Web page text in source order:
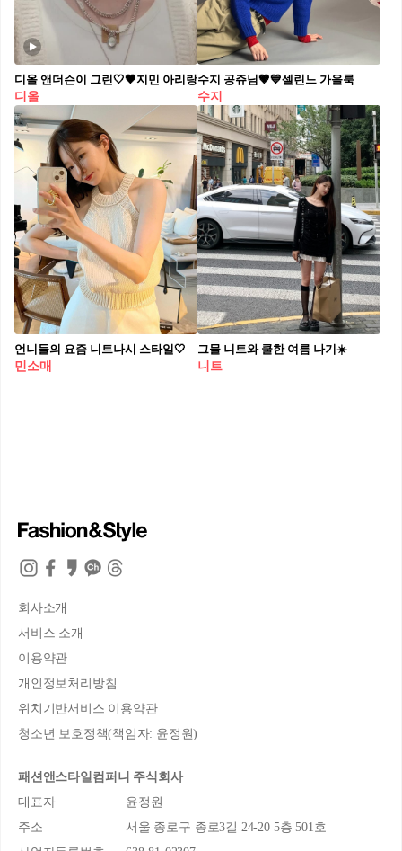
디올 앤더슨이 그린🤍🖤지민 아리랑
디올
수지 공쥬님🤎💙셀린느 가을룩
수지
언니들의 요즘 니트나시 스타일🤍
민소매
그물 니트와 쿨한 여름 나기☀️
니트
회사소개
서비스 소개
이용약관
개인정보처리방침
위치기반서비스 이용약관
청소년 보호정책(책임자: 윤정원)
패션앤스타일컴퍼니 주식회사
대표자
윤정원
주소
서울 종로구 종로3길 24-20 5층 501호